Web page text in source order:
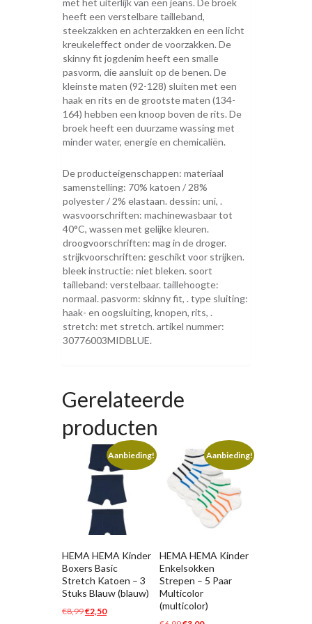
met het uiterlijk van een jeans. De broek
heeft een verstelbare tailleband,
steekzakken en achterzakken en een licht
kreukeleffect onder de voorzakken. De
skinny fit jogdenim heeft een smalle
pasvorm, die aansluit op de benen. De
kleinste maten (92-128) sluiten met een
haak en rits en de grootste maten (134-
164) hebben een knoop boven de rits. De
broek heeft een duurzame wassing met
minder water, energie en chemicaliën.
De producteigenschappen: materiaal
samenstelling: 70% katoen / 28%
polyester / 2% elastaan. dessin: uni, .
wasvoorschriften: machinewasbaar tot
40°C, wassen met gelijke kleuren.
droogvoorschriften: mag in de droger.
strijkvoorschriften: geschikt voor strijken.
bleek instructie: niet bleken. soort
tailleband: verstelbaar. taillehoogte:
normaal. pasvorm: skinny fit, . type sluiting:
haak- en oogsluiting, knopen, rits, .
stretch: met stretch. artikel nummer:
30776003MIDBLUE.
Gerelateerde
producten
Aanbieding!
HEMA HEMA Kinder
Boxers Basic
Stretch Katoen – 3
Stuks Blauw (blauw)
€8,99Oorspronkelijke
€2,50Huidige
Aanbieding!
HEMA HEMA Kinder
Enkelsokken
Strepen – 5 Paar
Multicolor
(multicolor)